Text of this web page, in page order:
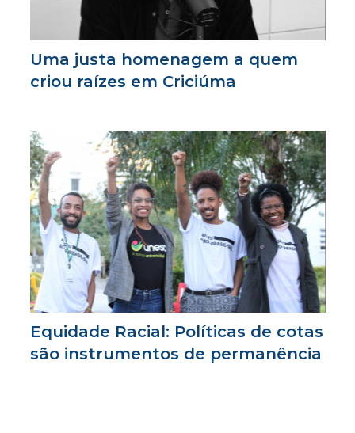
Uma justa homenagem a quem
criou raízes em Criciúma
Equidade Racial: Políticas de cotas
são instrumentos de permanência